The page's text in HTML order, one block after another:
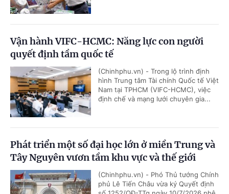
Vận hành VIFC-HCMC: Năng lực con người
quyết định tầm quốc tế
(Chinhphu.vn) - Trong lộ trình định
hình Trung tâm Tài chính Quốc tế Việt
Nam tại TPHCM (VIFC-HCMC), việc
định chế và mạng lưới chuyên gia...
Phát triển một số đại học lớn ở miền Trung và
Tây Nguyên vươn tầm khu vực và thế giới
(Chinhphu.vn) - Phó Thủ tướng Chính
phủ Lê Tiến Châu vừa ký Quyết định